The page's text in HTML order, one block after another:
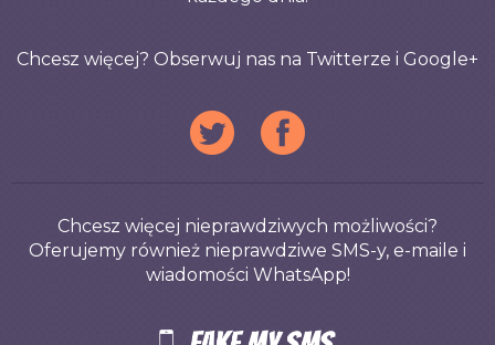
Chcesz więcej? Obserwuj nas na Twitterze i Google+
Chcesz więcej nieprawdziwych możliwości?
Oferujemy również nieprawdziwe SMS-y, e-maile i
wiadomości WhatsApp!